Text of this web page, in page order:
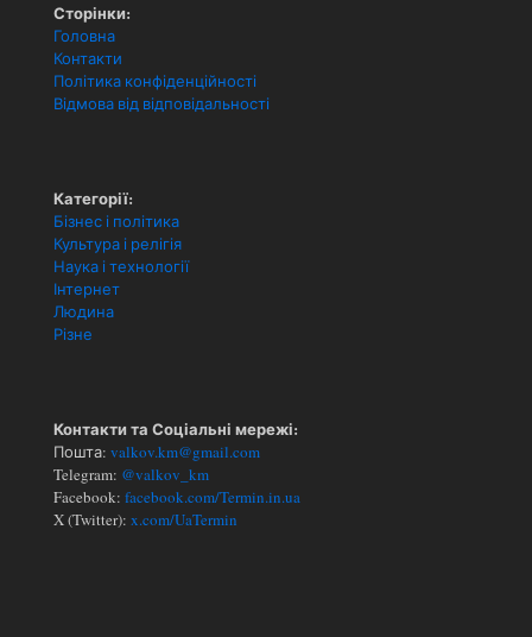
Сторінки:
Головна
Контакти
Політика конфіденційності
Відмова від відповідальності
Категорії:
Бізнес і політика
Культура і релігія
Наука і технології
Інтернет
Людина
Різне
Контакти та Соціальні мережі:
Пошта: valkov.km@gmail.com
Telegram: @valkov_km
Facebook: facebook.com/Termin.in.ua
X (Twitter): x.com/UaTermin